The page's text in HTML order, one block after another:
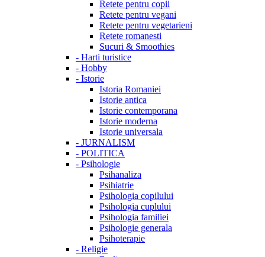
Retete pentru copii
Retete pentru vegani
Retete pentru vegetarieni
Retete romanesti
Sucuri & Smoothies
- Harti turistice
- Hobby
- Istorie
Istoria Romaniei
Istorie antica
Istorie contemporana
Istorie moderna
Istorie universala
- JURNALISM
- POLITICA
- Psihologie
Psihanaliza
Psihiatrie
Psihologia copilului
Psihologia cuplului
Psihologia familiei
Psihologie generala
Psihoterapie
- Religie